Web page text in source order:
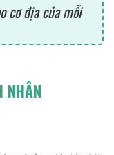
cơ địa của mỗi
NHÂN